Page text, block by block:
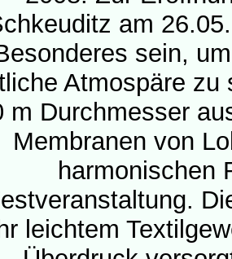
am
sein,
Atmospäre zu
m Durchmesser
Membranen von
harmonischen
leichtem